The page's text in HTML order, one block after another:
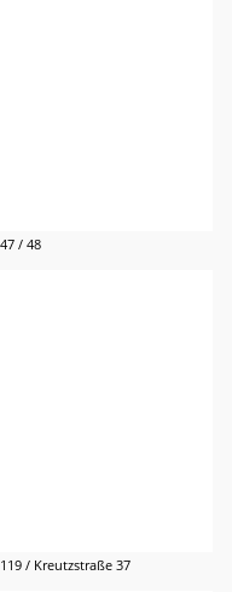
/ 48
/ Kreutzstraße 37